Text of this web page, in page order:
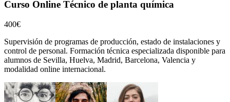
Curso Online Técnico de planta química
400€
Supervisión de programas de producción, estado de instalaciones y
control de personal. Formación técnica especializada disponible para
alumnos de Sevilla, Huelva, Madrid, Barcelona, Valencia y
modalidad online internacional.